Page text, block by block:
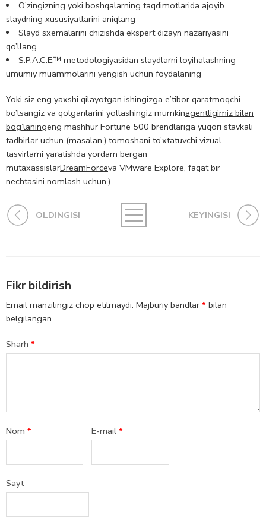
O’zingizning yoki boshqalarning taqdimotlarida ajoyib
slaydning xususiyatlarini aniqlang
Slayd sxemalarini chizishda ekspert dizayn nazariyasini
qo’llang
S.P.A.C.E.™ metodologiyasidan slaydlarni loyihalashning
umumiy muammolarini yengish uchun foydalaning
Yoki siz eng yaxshi qilayotgan ishingizga e’tibor qaratmoqchi
bo’lsangiz va qolganlarini yollashingiz mumkinagentligimiz bilan
bog’laningeng mashhur Fortune 500 brendlariga yuqori stavkali
tadbirlar uchun (masalan,) tomoshani to’xtatuvchi vizual
tasvirlarni yaratishda yordam bergan
mutaxassislarDreamForceva VMware Explore, faqat bir
nechtasini nomlash uchun.)
OLDINGISI KEYINGISI
Fikr bildirish
Email manzilingiz chop etilmaydi. Majburiy bandlar * bilan
belgilangan
Sharh *
Nom * E-mail*
Sayt